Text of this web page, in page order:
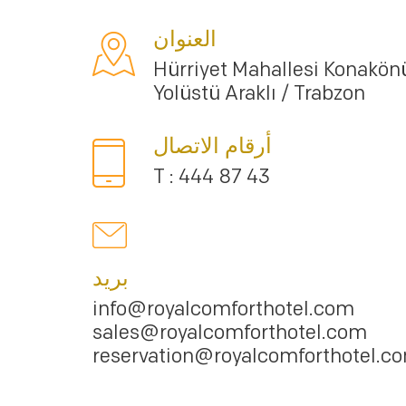
العنوان
Hürriyet Mahallesi
Yolüstü Araklı / Trabzon
أرقام الاتصال
T : 444 87 43
بريد
info@royalcomforthotel.com
sales@royalcomforthotel.com